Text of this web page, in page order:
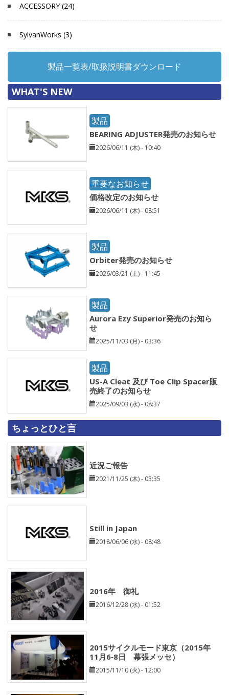
ACCESSORY (24)
SylvanWorks (3)
製品一覧表/取扱説明書ダウンロード
WHAT'S NEW
製品
BEARING ADJUSTER発売のお知らせ
2026/06/11 (木) - 10:40
重要なお知らせ
価格改定のお知らせ
2026/06/11 (木) - 08:51
製品
Orbiter発売のお知らせ
2026/03/21 (土) - 11:45
製品
Aurora Ezy Superior発売のお知ら
せ
2025/11/03 (月) - 03:36
製品
US-A Cleat 及び Toe Clip Spacer販
売終了のお知らせ
2025/09/03 (水) - 08:37
ちょっとひと言
近況ご報告
2021/11/25 (木) - 03:35
Still in Japan
2018/06/06 (水) - 08:48
2016年 御礼
2016/12/28 (水) - 01:52
2015サイクルモード東京（2015年
11月6‐8日 幕張メッセ）
2015/11/10 (火) - 12:00